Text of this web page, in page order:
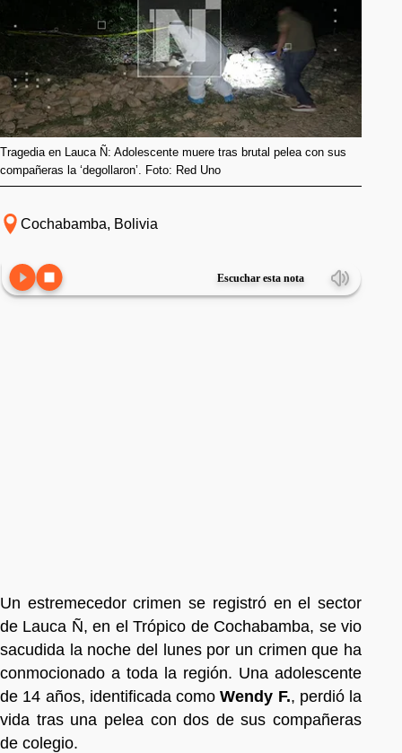
Tragedia en Lauca Ñ: Adolescente muere tras brutal pelea con sus
compañeras la ‘degollaron’. Foto: Red Uno
Cochabamba, Bolivia
Escuchar esta nota
Un estremecedor crimen se registró en el sector
de Lauca Ñ, en el Trópico de Cochabamba, se vio
sacudida la noche del lunes por un crimen que ha
conmocionado a toda la región. Una adolescente
de 14 años, identificada comoWendy F., perdió la
vida tras una pelea con dos de sus compañeras
de colegio.